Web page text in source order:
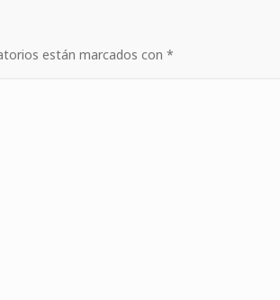
están marcados con *